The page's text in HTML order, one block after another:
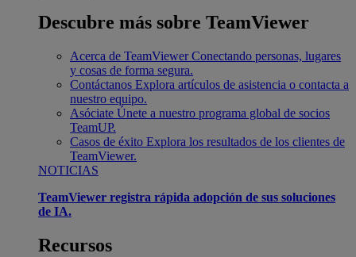
Descubre más sobre TeamViewer
Acerca de TeamViewer Conectando personas, lugares
y cosas de forma segura.
Contáctanos Explora artículos de asistencia o contacta a
nuestro equipo.
Asóciate Únete a nuestro programa global de socios
TeamUP.
Casos de éxito Explora los resultados de los clientes de
TeamViewer.
NOTICIAS
TeamViewer registra rápida adopción de sus soluciones
de IA.
Recursos